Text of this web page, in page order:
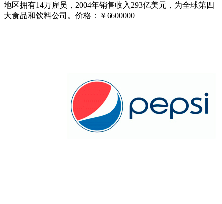
地区拥有14万雇员，2004年销售收入293亿美元，为全球第四
大食品和饮料公司。价格：￥6600000